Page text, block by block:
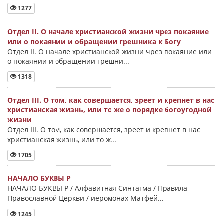
1277
Отдел II. О начале христианской жизни чрез покаяние
или о покаянии и обращении грешника к Богу
Отдел II. О начале христианской жизни чрез покаяние или
о покаянии и обращении грешни...
1318
Отдел III. О том, как совершается, зреет и крепнет в нас
христианская жизнь, или то же о порядке богоугодной
жизни
Отдел III. О том, как совершается, зреет и крепнет в нас
христианская жизнь, или то ж...
1705
НАЧАЛО БУКВЫ Ρ
НАЧАЛО БУКВЫ Ρ / Алфавитная Синтагма / Правила
Православной Церкви / иеромонах Матфей...
1245